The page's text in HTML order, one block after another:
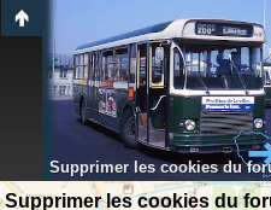
Supprimer les cookies du
Supprimer les cookies du